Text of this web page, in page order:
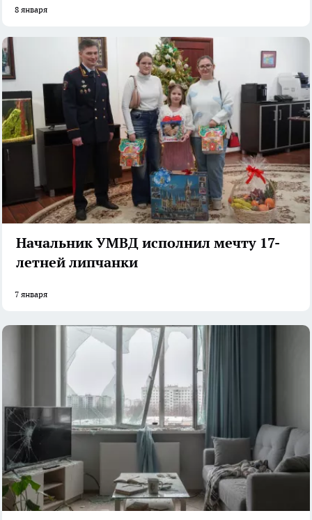
8 января
Начальник УМВД исполнил мечту 17-
летней липчанки
7 января